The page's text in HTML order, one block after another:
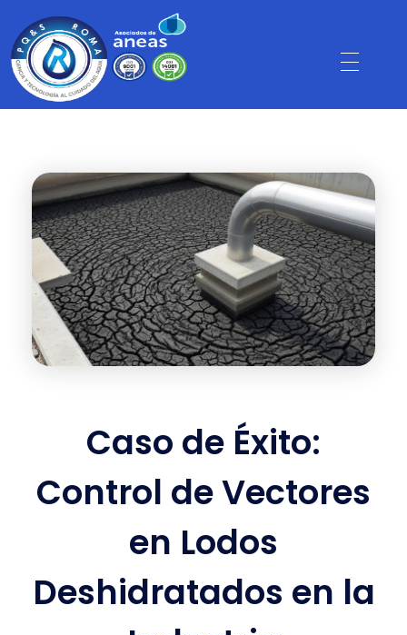
Caso de Éxito:
Control de Vectores
en Lodos
Deshidratados en la